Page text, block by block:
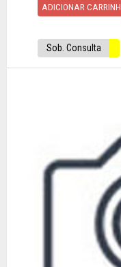
ADICIONAR
Sob. Consulta